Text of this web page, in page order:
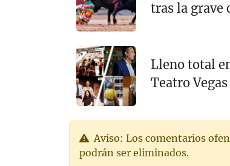
tras la grave
Lleno total
Teatro Vegas
Aviso: Los comentarios
podrán ser eliminados.